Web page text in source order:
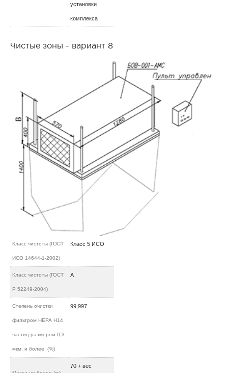
установки
комплекса
Чистые зоны - вариант 8
Класс чистоты (ГОСТ
ИСО 14644-1-2002)
Класс 5 ИСО
Класс чистоты (ГОСТ
Р 52249-2004)
А
Степень очистки
фильтром НЕРА H14
частиц размером 0,3
мкм, и более, (%)
99,997
70 + вес